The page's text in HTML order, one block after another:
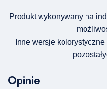
Produkt wykonywany na
Inne wersje
Opinie